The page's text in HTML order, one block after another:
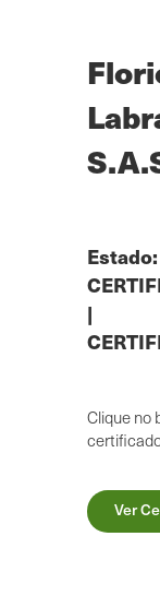
Estado:
|
Clique no
Ver